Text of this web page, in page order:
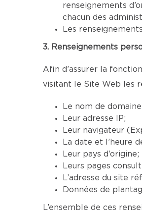
renseignements
chacun des
Les
3. Renseignements
Afin d’assurer la
visitant le Site Web les
Le nom de
Leur adresse IP;
Leur navigateur
La date et l’heure
Leur pays d’origine;
Leurs pages
L’adresse du site
Données de
L’ensemble de ces